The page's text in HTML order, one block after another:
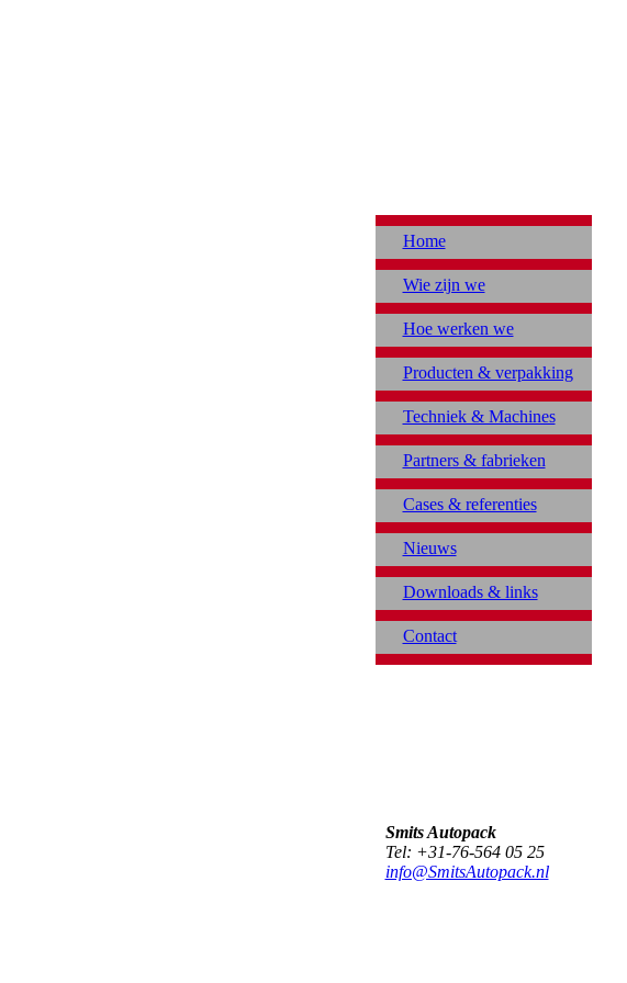
Home
Wie zijn we
Hoe werken we
Producten & verpakking
Techniek & Machines
Partners & fabrieken
Cases & referenties
Nieuws
Downloads & links
Contact
Smits Autopack
Tel: +31-76-564 05 25
info@SmitsAutopack.nl